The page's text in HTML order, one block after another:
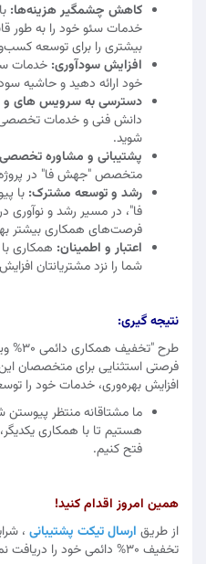
کاهش چشمگیر هزینه‌ها:
خدمات سئو خود را به طور
بیشتری را برای توسعه
افزایش سودآوری: خدمات
خود ارائه دهید و حاشیه
دسترسی به سرویس های
دانش فنی و خدمات تخصصی
شوید.
پشتیبانی و مشاوره
متخصص "جهش فا" در
رشد و توسعه مشترک: با
فا"، در مسیر رشد و نوآوری
فرصت‌های همکاری بیشتر
اعتبار و اطمینان: همکاری
شما را نزد مشتریانتان
نتیجه‌ گیری:
طرح
فرصتی استثنایی برای متخصصان
افزایش بهره‌وری، خدمات خود را
ما مشتاقانه منتظر
هستیم تا با همکاری
فتح کنیم.
همین امروز اقدام کنید!
از طریق ارسال تیکت پشتیبانی ،
تخفیف 30% دائمی خود را دریافت نمایید.